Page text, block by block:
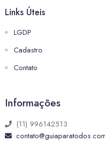
Links Úteis
LGDP
Cadastro
Contato
Informações
(11) 996142513